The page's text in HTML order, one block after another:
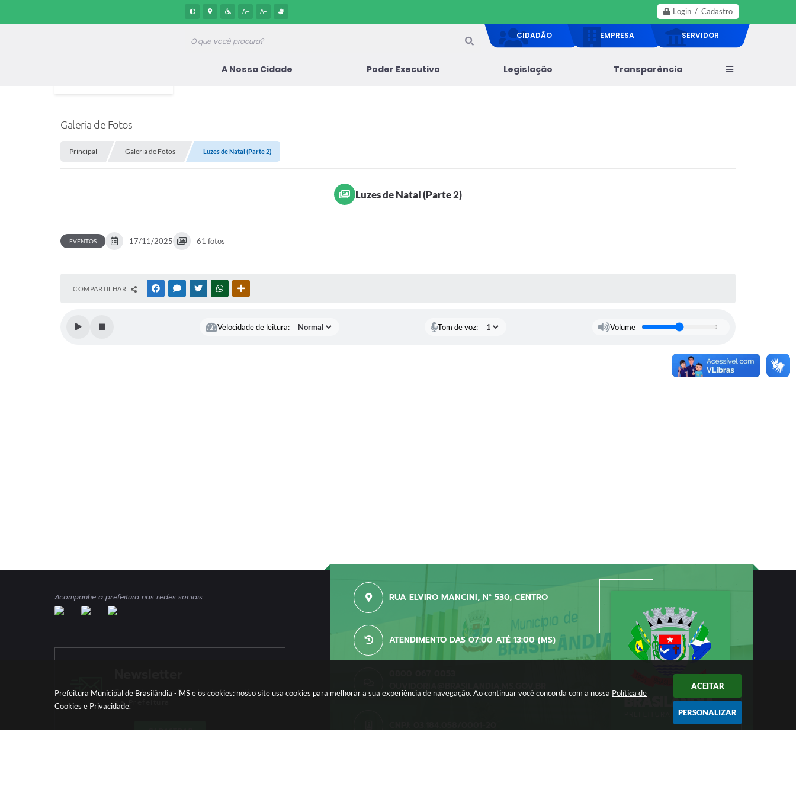
Prefeitura Municipal de Brasilândia - MS e os cookies: nosso site usa cookies para melhorar a sua experiência de navegação. Ao continuar você concorda com a nossa Política de
Cookies e Privacidade.
ACEITAR
PERSONALIZAR
Login / Cadastro
A+ A-
CIDADÃO EMPRESA SERVIDOR
A Nossa Cidade Poder Executivo Legislação Transparência
Galeria de Fotos
Principal Galeria de Fotos Luzes de Natal (Parte 2)
Luzes de Natal (Parte 2)
EVENTOS 17/11/2025 61 fotos
COMPARTILHAR FACEBOOKMESSENGER
TWITTERWHATSAPP
Velocidade de leitura: Tom de voz: Volume
Acompanhe a prefeitura nas redes sociais
Cadastre-se e Receba Informativos
da Prefeitura
CADASTRAR
RUA ELVIRO MANCINI, N° 530, CENTRO
ATENDIMENTO DAS 07:00 ATÉ 13:00 (MS)